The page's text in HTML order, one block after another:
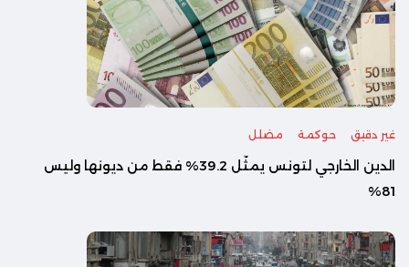
غير دقيق حوكمة مضلل
الدين الخارجي لتونس يمثّل 39.2% فقط من ديونها وليس
81%